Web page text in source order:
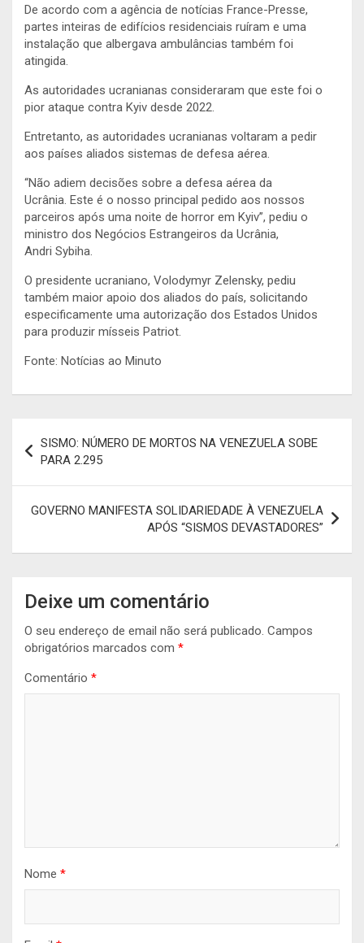
De acordo com a agência de notícias France-Presse,
partes inteiras de edifícios residenciais ruíram e uma
instalação que albergava ambulâncias também foi
atingida.
As autoridades ucranianas consideraram que este foi o
pior ataque contra Kyiv desde 2022.
Entretanto, as autoridades ucranianas voltaram a pedir
aos países aliados sistemas de defesa aérea.
“Não adiem decisões sobre a defesa aérea da
Ucrânia. Este é o nosso principal pedido aos nossos
parceiros após uma noite de horror em Kyiv”, pediu o
ministro dos Negócios Estrangeiros da Ucrânia,
Andri Sybiha.
O presidente ucraniano, Volodymyr Zelensky, pediu
também maior apoio dos aliados do país, solicitando
especificamente uma autorização dos Estados Unidos
para produzir mísseis Patriot.
Fonte: Notícias ao Minuto
Navegação
de
artigos
SISMO: NÚMERO DE MORTOS NA VENEZUELA SOBE
PARA 2.295
GOVERNO MANIFESTA SOLIDARIEDADE À VENEZUELA
APÓS “SISMOS DEVASTADORES”
Deixe um comentário
O seu endereço de email não será publicado. Campos
obrigatórios marcados com *
Comentário *
Nome *